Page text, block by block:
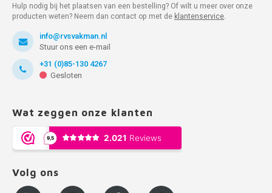
Hulp nodig bij het plaatsen van een bestelling? Of wilt u meer over onze
producten weten? Neem dan contact op met de klantenservice.
info@rvsvakman.nl
Stuur ons een e-mail
+31 (0)85-130 4267
Gesloten
Wat zeggen onze klanten
Volg ons